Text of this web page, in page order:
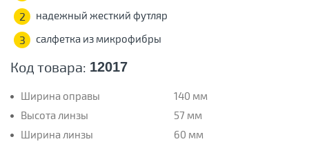
Код товара: 12017
Ширина оправы
140 мм
Высота линзы
57 мм
Ширина линзы
60 мм
2 надежный жесткий футляр
3 салфетка из микрофибры